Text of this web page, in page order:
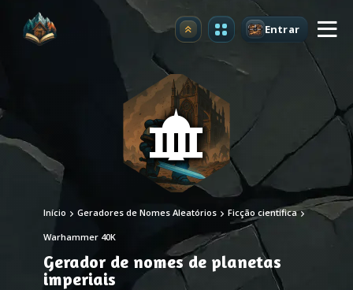
Atualizar Entrar
Início Geradores de Nomes Aleatórios Ficção científica
Warhammer 40K
Gerador de nomes de planetas
imperiais